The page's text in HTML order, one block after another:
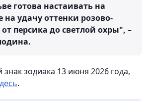
готова настаивать на
на удачу оттенки розово-
персика до светлой охры", –
зодиака 13 июня 2026 года,
.